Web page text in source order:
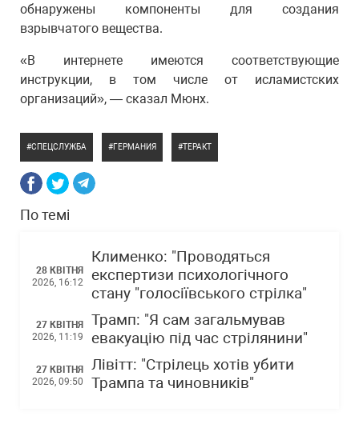
обнаружены компоненты для создания
взрывчатого вещества.
«В интернете имеются соответствующие
инструкции, в том числе от исламистских
организаций», — сказал Мюнх.
СПЕЦСЛУЖБА ГЕРМАНИЯ ТЕРАКТ
По темі
28 КВІТНЯ
2026, 16:12
Клименко: "Проводяться
експертизи психологічного
стану "голосіївського стрілка"
27 КВІТНЯ
2026, 11:19
Трамп: "Я сам загальмував
евакуацію під час стрілянини"
27 КВІТНЯ
2026, 09:50
Лівітт: "Стрілець хотів убити
Трампа та чиновників"